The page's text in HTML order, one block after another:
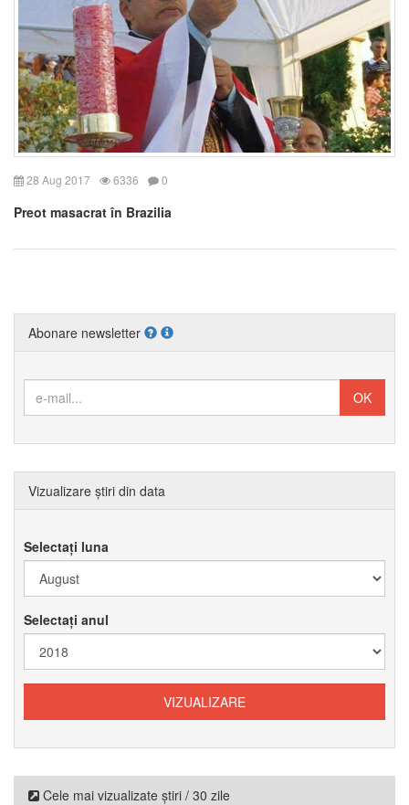
28 Aug 2017 6336 0
Preot masacrat în Brazilia
Abonare newsletter
Vizualizare știri din data
Selectați luna
Selectați anul
Cele mai vizualizate știri / 30 zile